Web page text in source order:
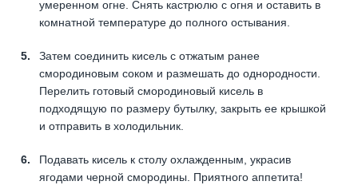
умеренном огне. Снять кастрюлю с огня и оставить в
комнатной температуре до полного остывания.
Затем соединить кисель с отжатым ранее
смородиновым соком и размешать до однородности.
Перелить готовый смородиновый кисель в
подходящую по размеру бутылку, закрыть ее крышкой
и отправить в холодильник.
Подавать кисель к столу охлажденным, украсив
ягодами черной смородины. Приятного аппетита!